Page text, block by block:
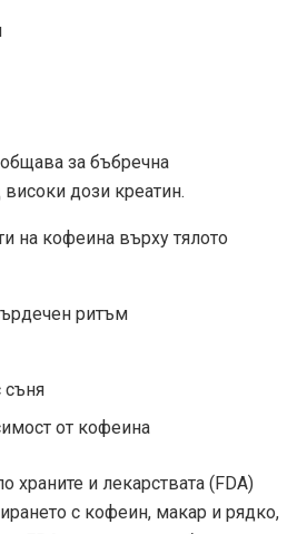
за бъбречна
дози креатин.
на кофеина върху тялото
ритъм
съня
от кофеина
храните и лекарствата (FDA)
с кофеин, макар и рядко,